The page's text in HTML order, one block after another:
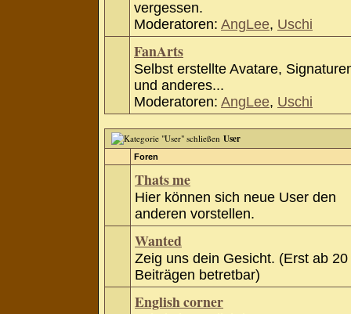
vergessen.
Moderatoren: AngLee, Uschi
FanArts
Selbst erstellte Avatare,
und anderes...
Moderatoren: AngLee, Uschi
User
Foren
Thats me
Hier können sich neue User den
anderen vorstellen.
Wanted
Zeig uns dein Gesicht. (Erst ab 20
Beiträgen betretbar)
English corner